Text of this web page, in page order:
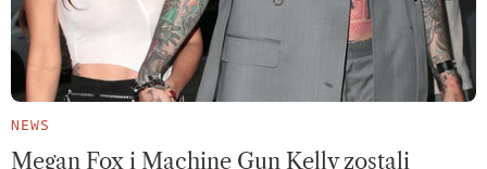
NEWS
Megan Fox i Machine Gun Kelly zostali